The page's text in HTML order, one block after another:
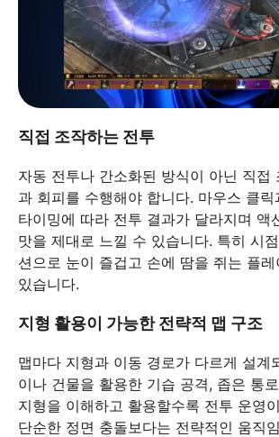
직접 조작하는 전투
자동 전투나 간소화된 방식이 아닌 직접
과 회피를 수행해야 합니다. 마우스 클릭
타이밍에 따라 전투 결과가 달라지며 액
맛을 제대로 느낄 수 있습니다. 특히 시
션으로 눈이 즐겁고 손에 땀을 쥐는 플
있습니다.
지형 활용이 가능한 전략적 맵 구조
맵마다 지형과 이동 경로가 다르게 설계
이나 건물을 활용한 기습 공격, 좁은 통
지형을 이해하고 활용할수록 전투 운영
단순한 정면 충돌보다는 전략적인 움직